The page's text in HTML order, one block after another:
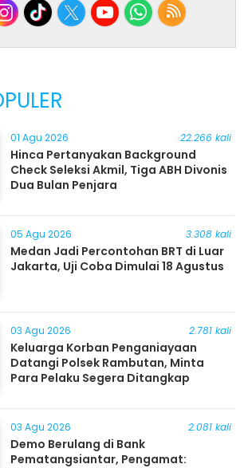
01 Agu 2026 22.266 kali
Hinca Pertanyakan Background
Check Seleksi Akmil, Tiga ABH Divonis
Dua Bulan Penjara
05 Agu 2026 3.308 kali
Medan Jadi Percontohan BRT di Luar
Jakarta, Uji Coba Dimulai 18 Agustus
03 Agu 2026 2.781 kali
Keluarga Korban Penganiayaan
Datangi Polsek Rambutan, Minta
Para Pelaku Segera Ditangkap
03 Agu 2026 2.081 kali
Demo Berulang di Bank
Pematangsiantar, Pengamat: